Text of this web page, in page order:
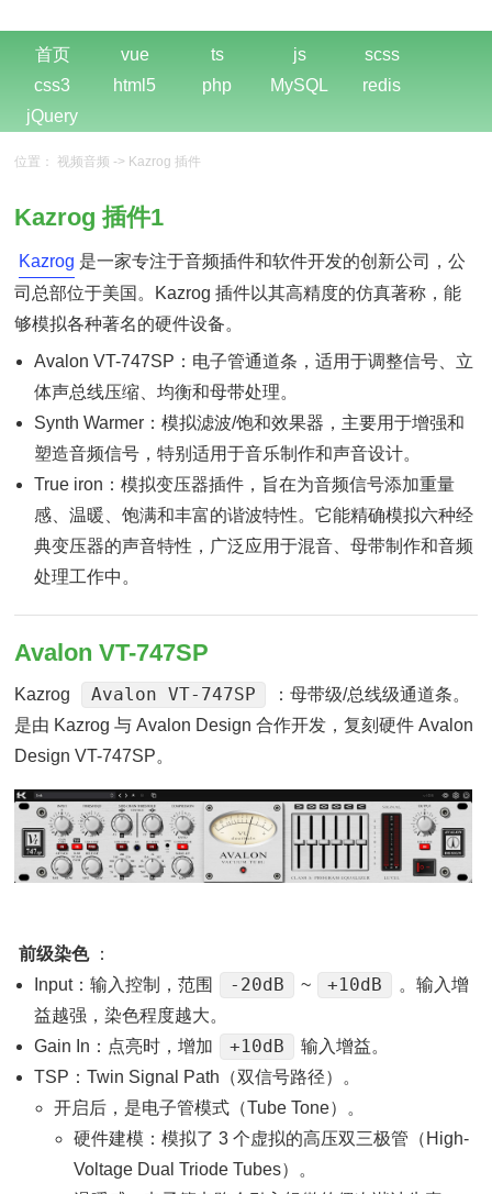
首页 vue ts js
scss
css3
html5 php MySQL
redis
jQuery
位置： 视频音频 -> Kazrog 插件
Kazrog 插件1
Kazrog 是一家专注于音频插件和软件开发的创新公司，公
司总部位于美国。Kazrog 插件以其高精度的仿真著称，能
够模拟各种著名的硬件设备。
Avalon VT-747SP：电子管通道条，适用于调整信号、立
体声总线压缩、均衡和母带处理。
Synth Warmer：模拟滤波/饱和效果器，主要用于增强和
塑造音频信号，特别适用于音乐制作和声音设计。
True iron：模拟变压器插件，旨在为音频信号添加重量
感、温暖、饱满和丰富的谐波特性。它能精确模拟六种经
典变压器的声音特性，广泛应用于混音、母带制作和音频
处理工作中。
Avalon VT-747SP
Kazrog Avalon VT-747SP
：母带级/总线级通道条。
是由 Kazrog 与 Avalon Design 合作开发，复刻硬件 Avalon
Design VT-747SP。
前级染色
：
Input：输入控制，范围
-20dB ~ +10dB
。输入增
益越强，染色程度越大。
Gain In：点亮时，增加
+10dB
输入增益。
TSP：Twin Signal Path（双信号路径）。
开启后，是电子管模式（Tube Tone）。
硬件建模：模拟了 3 个虚拟的高压双三极管（High-
Voltage Dual Triode Tubes）。